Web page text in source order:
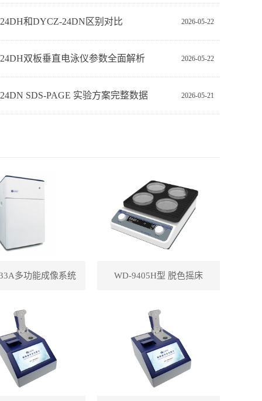
2026-05-22
和DYCZ-24DN区别对比
2026-05-22
双板垂直电泳仪参数全面解析
2026-05-21
SDS‑PAGE 实验方案完整数据
多功能成像系统 WD-9405H型 脱色摇床